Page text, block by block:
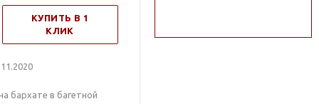
КУПИТЬ В 1
КЛИК
бархате в багетной